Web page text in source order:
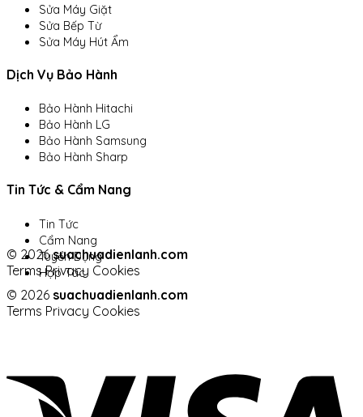
Sửa Máy Giặt
Sửa Bếp Từ
Sửa Máy Hút Ẩm
Dịch Vụ Bảo Hành
Bảo Hành Hitachi
Bảo Hành LG
Bảo Hành Samsung
Bảo Hành Sharp
Tin Tức & Cẩm Nang
Tin Tức
Cẩm Nang
Tuyển Dụng
Hợp Tác
© 2026suachuadienlanh.com
Terms Privacy Cookies
© 2026 suachuadienlanh.com
Terms Privacy Cookies